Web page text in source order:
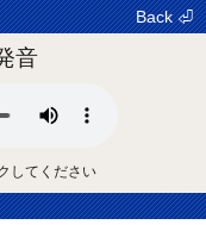
Back ⏎
音
してください